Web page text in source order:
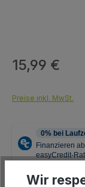
Regulärer Preis:
15,99 €
Preise inkl. MwSt.
Wir